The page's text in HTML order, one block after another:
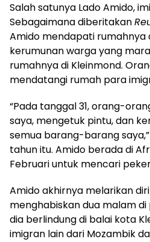
Salah satunya Lado Amido,
Sebagaimana diberitakan
Amido mendapati rumahnya
kerumunan warga yang
rumahnya di Kleinmond.
mendatangi rumah para
“Pada tanggal 31, orang-
saya, mengetuk pintu, dan
semua barang-barang
tahun itu. Amido berada di
Februari untuk mencari
Amido akhirnya melarikan
menghabiskan dua malam
dia berlindung di balai kota
imigran lain dari Mozambik